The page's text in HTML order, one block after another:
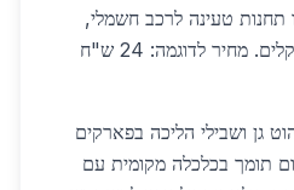
תחנות טעינה לרכב חשמלי,
אלומיניום משמש למבנים קלים. מחיר לדוגמה: 24 ש"ח
גן ושבילי הליכה בפארקים
תומך בכלכלה מקומית עם